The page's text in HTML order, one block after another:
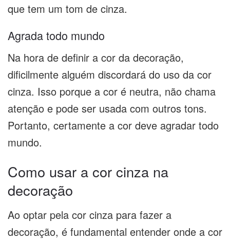
que tem um tom de cinza.
Agrada todo mundo
Na hora de definir a cor da decoração,
dificilmente alguém discordará do uso da cor
cinza. Isso porque a cor é neutra, não chama
atenção e pode ser usada com outros tons.
Portanto, certamente a cor deve agradar todo
mundo.
Como usar a cor cinza na
decoração
Ao optar pela cor cinza para fazer a
decoração, é fundamental entender onde a cor